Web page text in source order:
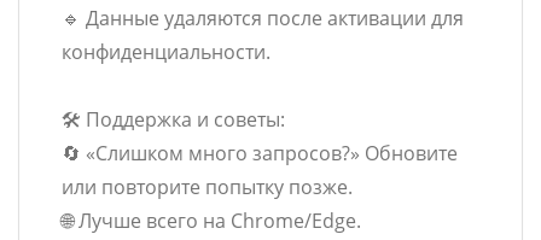
🔹 Данные удаляются после активации для
конфиденциальности.
🛠️ Поддержка и советы:
🔄 «Слишком много запросов?» Обновите
или повторите попытку позже.
🌐 Лучше всего на Chrome/Edge.